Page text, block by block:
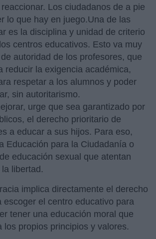
Los ciudadanos de a pie
lo que hay en juego.Una de las
es la disciplina y unidad de criterio
centros educativos. Esto va muy
autoridad de los profesores, que
reducir la exigencia académica,
respetar a los alumnos y poder
sin autoritarismo.
urge que sea garantizado por
el derecho prioritario de
a educar a sus hijos. Para eso,
Educación para la Ciudadanía o
educación sexual que atentan
libertad.
implica directamente el derecho
escoger el centro educativo para
tener una educación moral que
los propios principios y valores.